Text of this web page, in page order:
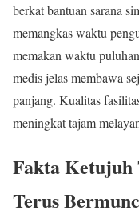
berkat bantuan sarana
memangkas waktu
memakan waktu
medis jelas membawa
panjang. Kualitas
meningkat tajam
Fakta
Terus